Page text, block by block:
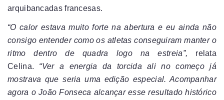
arquibancadas francesas.
“O calor estava muito forte na abertura e eu ainda não
consigo entender como os atletas conseguiram manter o
ritmo dentro de quadra logo na estreia”, relata
Celina. “Ver a energia da torcida ali no começo já
mostrava que seria uma edição especial. Acompanhar
agora o João Fonseca alcançar esse resultado histórico